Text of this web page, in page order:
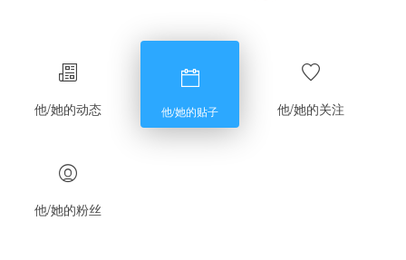
他/她的动态 他/她的贴子 他/她的关注
他/她的粉丝